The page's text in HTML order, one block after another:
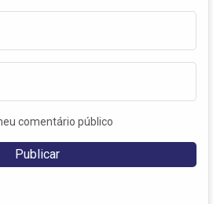
comentário público